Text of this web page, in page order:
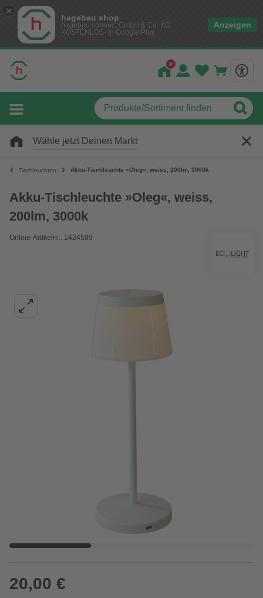
hagebau shop
hagebau connect GmbH & Co. KG
KOSTENLOS- In Google Play
Anzeigen
Wähle jetzt Deinen Markt
Tischleuchten Akku-Tischleuchte »Oleg«, weiss, 200lm, 3000k
Akku-Tischleuchte »Oleg«, weiss,
200lm, 3000k
Online-Artikelnr.: 1424589
20,00 €